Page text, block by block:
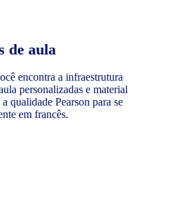
de aula
encontra a infraestrutura
personalizadas e material
qualidade Pearson para se
em francês.